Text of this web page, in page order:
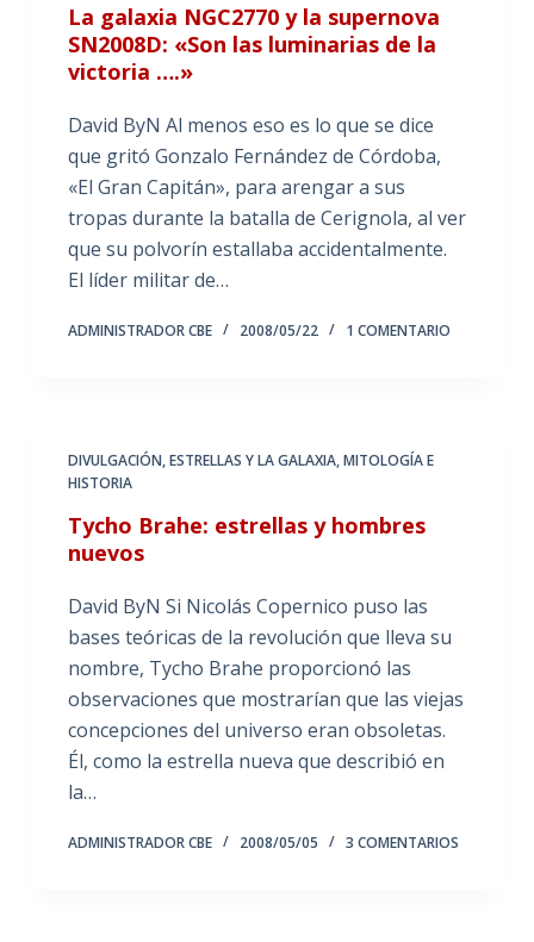
La galaxia NGC2770 y la supernova
SN2008D: «Son las luminarias de la
victoria ….»
David ByN Al menos eso es lo que se dice
que gritó Gonzalo Fernández de Córdoba,
«El Gran Capitán», para arengar a sus
tropas durante la batalla de Cerignola, al ver
que su polvorín estallaba accidentalmente.
El líder militar de…
ADMINISTRADOR CBE 2008/05/22 1 COMENTARIO
DIVULGACIÓN,ESTRELLAS Y LA GALAXIA,MITOLOGÍA E
HISTORIA
Tycho Brahe: estrellas y hombres
nuevos
David ByN Si Nicolás Copernico puso las
bases teóricas de la revolución que lleva su
nombre, Tycho Brahe proporcionó las
observaciones que mostrarían que las viejas
concepciones del universo eran obsoletas.
Él, como la estrella nueva que describió en
la…
ADMINISTRADOR CBE 2008/05/05 3 COMENTARIOS